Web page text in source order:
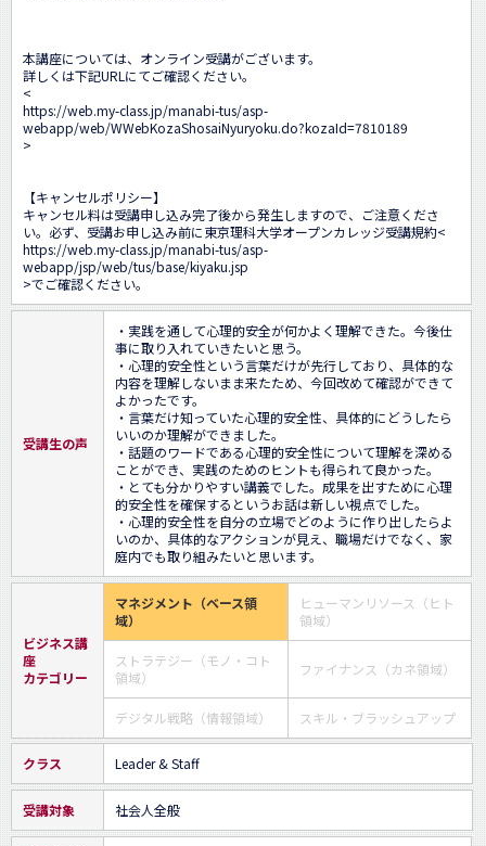
本講座については、オンライン受講がございます。
詳しくは下記URLにてご確認ください。
<
https://web.my-class.jp/manabi-tus/asp-
webapp/web/WWebKozaShosaiNyuryoku.do?kozaId=7810189
>
【キャンセルポリシー】
キャンセル料は受講申し込み完了後から発生しますので、ご注意くださ
い。必ず、受講お申し込み前に東京理科大学オープンカレッジ受講規約<
https://web.my-class.jp/manabi-tus/asp-
webapp/jsp/web/tus/base/kiyaku.jsp
>でご確認ください。
受講生の声
・実践を通して心理的安全が何かよく理解できた。今後仕
事に取り入れていきたいと思う。
・心理的安全性という言葉だけが先行しており、具体的な
内容を理解しないまま来たため、今回改めて確認ができて
よかったです。
・言葉だけ知っていた心理的安全性、具体的にどうしたら
いいのか理解ができました。
・話題のワードである心理的安全性について理解を深める
ことができ、実践のためのヒントも得られて良かった。
・とても分かりやすい講義でした。成果を出すために心理
的安全性を確保するというお話は新しい視点でした。
・心理的安全性を自分の立場でどのように作り出したらよ
いのか、具体的なアクションが見え、職場だけでなく、家
庭内でも取り組みたいと思います。
ビジネス講
座
カテゴリー
マネジメント（ベース領
域）
ヒューマンリソース（ヒト
領域）
ストラテジー（モノ・コト
領域）
ファイナンス（カネ領域）
デジタル戦略（情報領域） スキル・ブラッシュアップ
クラス Leader & Staff
受講対象 社会人全般